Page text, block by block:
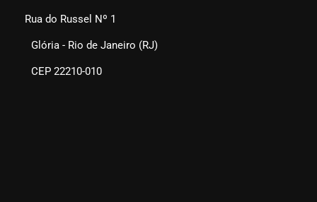
Rua do Russel Nº 1
Glória - Rio de Janeiro (RJ)
CEP 22210-010